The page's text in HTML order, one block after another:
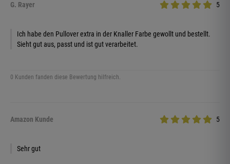
G. Rayer 5
Ich habe den Pullover extra in der Knaller Farbe gewollt und bestellt.
Sieht gut aus, passt und ist gut verarbeitet.
0 Kunden fanden diese Bewertung hilfreich.
Amazon Kunde 5
Sehr gut